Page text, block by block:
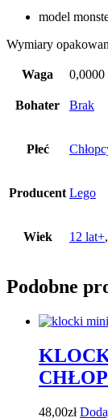
model
Wymiary
Waga 0,0000
Bohater Brak
Płeć
Producent Lego
Wiek 12 lat+,
Podobne
48,00zł